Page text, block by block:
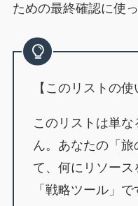
ための最終確認に使
【このリストの使
このリストは単
ん。あなたの「
て、何にリソー
「戦略ツール」で